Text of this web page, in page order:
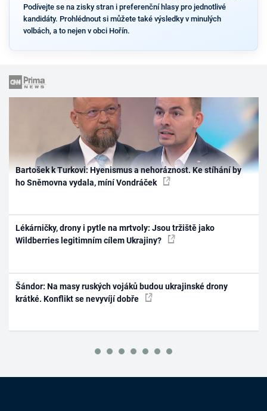
Podívejte se na zisky stran i preferenční hlasy pro jednotlivé
kandidáty. Prohlédnout si můžete také výsledky v minulých
volbách, a to nejen v obci Hořín.
Bartošek k Turkovi: Hyenismus a nehoráznost. Ke stíhání by
ho Sněmovna vydala, míní Vondráček
Lékárničky, drony i pytle na mrtvoly: Jsou tržiště jako
Wildberries legitimním cílem Ukrajiny?
Šándor: Na masy ruských vojáků budou ukrajinské drony
krátké. Konflikt se nevyvíjí dobře